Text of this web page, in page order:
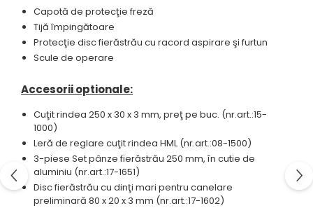
Capotă de protecţie freză
Tijă împingătoare
Protecţie disc fierăstrău cu racord aspirare şi furtun
Scule de operare
Accesorii optionale:
Cuţit rindea 250 x 30 x 3 mm, preţ pe buc. (nr.art.:15-
1000)
Leră de reglare cuţit rindea HML (nr.art.:08-1500)
3-piese Set pânze fierăstrău 250 mm, în cutie de
aluminiu (nr.art.:17-1651)
Disc fierăstrău cu dinţi mari pentru canelare
preliminară 80 x 20 x 3 mm (nr.art.:17-1602)